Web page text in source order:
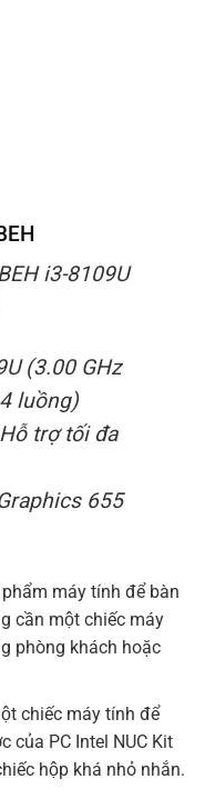
i3-8109U
(3.00 GHz
luồng)
trợ tối đa
655
phẩm máy tính để bàn
cần một chiếc máy
phòng khách hoặc
chiếc máy tính để
của PC Intel NUC Kit
hộp khá nhỏ nhắn.